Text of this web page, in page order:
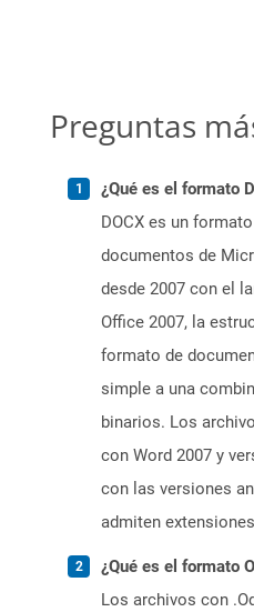
Preguntas
¿Qué es el formato
DOCX es un
documentos de
desde 2007 con el
Office 2007, la
formato de
simple a una
binarios. Los
con Word 2007 y
con las versiones
admiten
¿Qué es el formato
Los archivos con